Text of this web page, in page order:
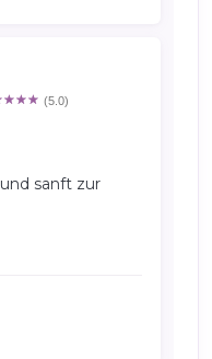
(5.0)
sanft zur